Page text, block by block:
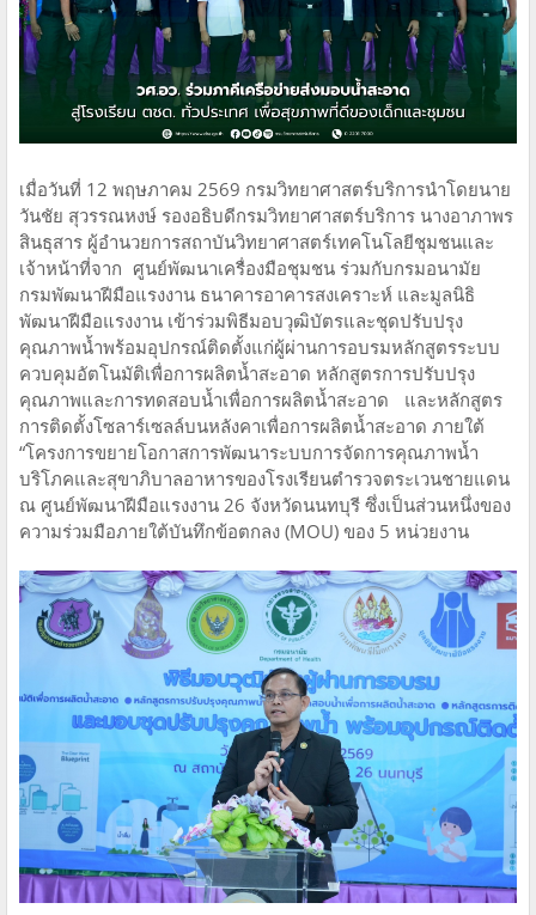
เมื่อวันที่ 12 พฤษภาคม 2569 กรมวิทยาศาสตร์บริการนำโดยนาย
วันชัย สุวรรณหงษ์ รองอธิบดีกรมวิทยาศาสตร์บริการ นางอาภาพร
สินธุสาร ผู้อำนวยการสถาบันวิทยาศาสตร์เทคโนโลยีชุมชนและ
เจ้าหน้าที่จาก ศูนย์พัฒนาเครื่องมือชุมชน ร่วมกับกรมอนามัย
กรมพัฒนาฝีมือแรงงาน ธนาคารอาคารสงเคราะห์ และมูลนิธิ
พัฒนาฝีมือแรงงาน เข้าร่วมพิธีมอบวุฒิบัตรและชุดปรับปรุง
คุณภาพน้ำพร้อมอุปกรณ์ติดตั้งแก่ผู้ผ่านการอบรมหลักสูตรระบบ
ควบคุมอัตโนมัติเพื่อการผลิตน้ำสะอาด หลักสูตรการปรับปรุง
คุณภาพและการทดสอบน้ำเพื่อการผลิตน้ำสะอาด และหลักสูตร
การติดตั้งโซลาร์เซลล์บนหลังคาเพื่อการผลิตน้ำสะอาด ภายใต้
“โครงการขยายโอกาสการพัฒนาระบบการจัดการคุณภาพน้ำ
บริโภคและสุขาภิบาลอาหารของโรงเรียนตำรวจตระเวนชายแดน
ณ ศูนย์พัฒนาฝีมือแรงงาน 26 จังหวัดนนทบุรี ซึ่งเป็นส่วนหนึ่งของ
ความร่วมมือภายใต้บันทึกข้อตกลง (MOU) ของ 5 หน่วยงาน